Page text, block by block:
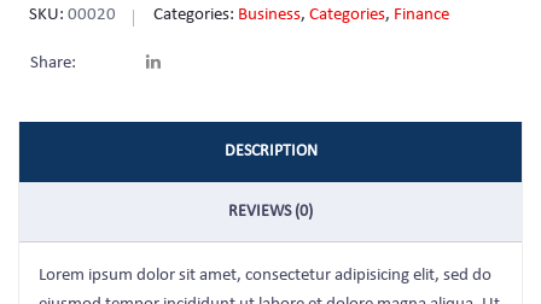
SKU: 00020 Categories: Business, Categories, Finance
Share:
DESCRIPTION
REVIEWS (0)
Lorem ipsum dolor sit amet, consectetur adipisicing elit, sed do